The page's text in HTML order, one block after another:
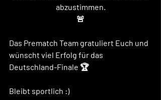
abzustimmen.
🚨
Das Prematch Team gratuliert Euch und
wünscht viel Erfolg für das
Deutschland-Finale 🏆
Bleibt sportlich :)